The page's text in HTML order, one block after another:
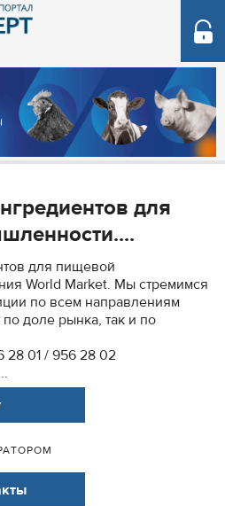
для
для пищевой
World Market. Мы стремимся
по всем направлениям
доле рынка, так и по
28 01 / 956 28 02